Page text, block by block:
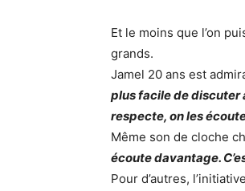
Et le moins que l’on
grands.
Jamel 20 ans est
plus facile de discuter
respecte, on les
Même son de cloche
écoute davantage.
Pour d’autres,